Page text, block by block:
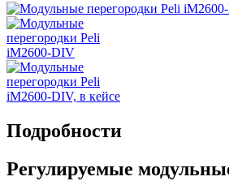
Подробности
Регулируемые